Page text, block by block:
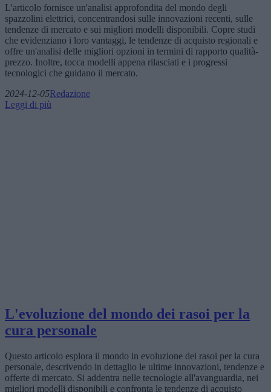
L'articolo fornisce un'analisi approfondita del mondo degli
spazzolini elettrici, concentrandosi sulle innovazioni recenti, sulle
tendenze di mercato e sui migliori modelli disponibili. Copre studi
che evidenziano i loro vantaggi, le tendenze di acquisto regionali e
offre un'analisi delle migliori opzioni in termini di rapporto qualità-
prezzo. Inoltre, tocca modelli appena rilasciati e i progressi
tecnologici che guidano il mercato.
2024-12-05Redazione
Leggi di più
L'evoluzione del mondo dei rasoi per la
cura personale
Questo articolo esplora il mondo in evoluzione dei rasoi per la cura
personale, descrivendo in dettaglio le ultime innovazioni, tendenze e
offerte di mercato. Si addentra nelle tecnologie all'avanguardia, nei
migliori modelli disponibili e confronta le tendenze di acquisto